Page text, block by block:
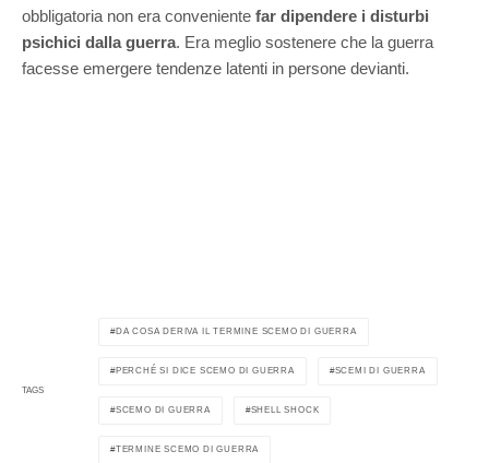
obbligatoria non era conveniente far dipendere i disturbi
psichici dalla guerra. Era meglio sostenere che la guerra
facesse emergere tendenze latenti in persone devianti.
TAGS
DA COSA DERIVA IL TERMINE SCEMO DI GUERRA
PERCHÉ SI DICE SCEMO DI GUERRA SCEMI DI GUERRA
SCEMO DI GUERRA SHELL SHOCK
TERMINE SCEMO DI GUERRA